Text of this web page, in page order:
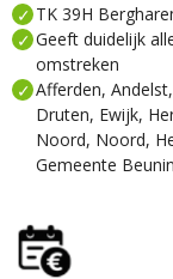
TK 39H
Geeft duidelijk
omstreken
Afferden,
Druten, Ewijk,
Noord, Noord,
Gemeente